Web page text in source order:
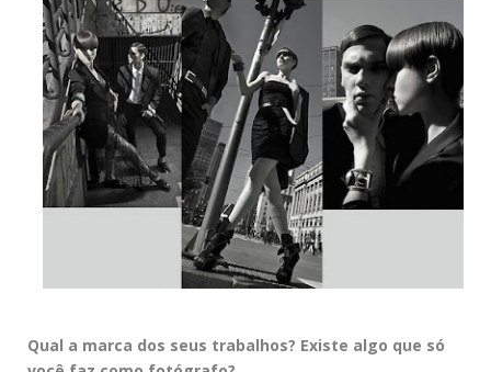
Qual a marca dos seus trabalhos? Existe algo que só